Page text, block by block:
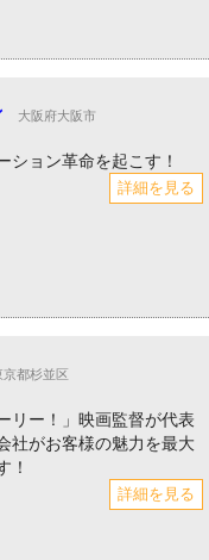
大阪府大阪市
ション革命を起こす！
詳細を見る
京都杉並区
リー！」映画監督が代表
社がお客様の魅力を最大
！
詳細を見る